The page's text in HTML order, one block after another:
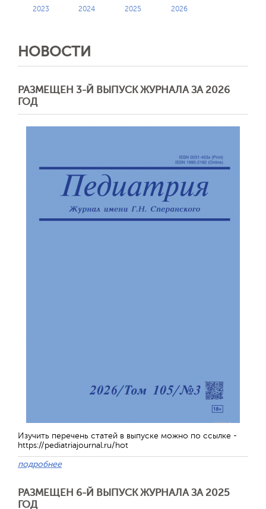
2023 2024 2025 2026
НОВОСТИ
РАЗМЕЩЕН 3-Й ВЫПУСК ЖУРНАЛА ЗА 2026
ГОД
Изучить перечень статей в выпуске можно по ссылке -
https://pediatriajournal.ru/hot
подробнее
РАЗМЕЩЕН 6-Й ВЫПУСК ЖУРНАЛА ЗА 2025
ГОД